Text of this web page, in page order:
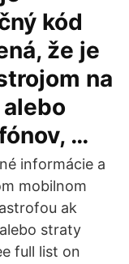
kód
že je
na
…
informácie a
mobilnom
ak
straty
full list on